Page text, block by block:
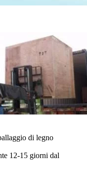
di legno
12-15 giorni dal